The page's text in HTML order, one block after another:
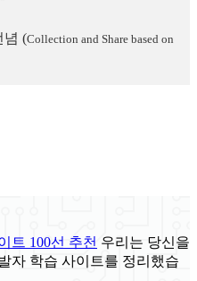
념 (Collection and Share based on
트 100선 추천 우리는 당신을
자 학습 사이트를 정리했습